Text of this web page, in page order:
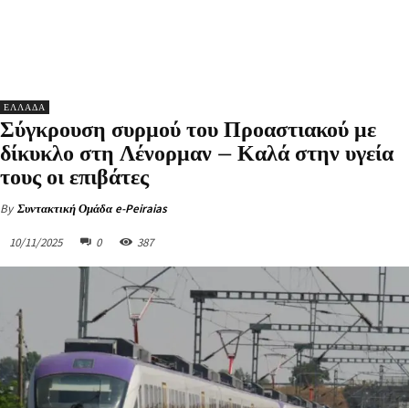
ΕΛΛΑΔΑ
Σύγκρουση συρμού του Προαστιακού με
δίκυκλο στη Λένορμαν – Καλά στην υγεία
τους οι επιβάτες
By Συντακτική Ομάδα e-Peiraias
10/11/2025 0 387